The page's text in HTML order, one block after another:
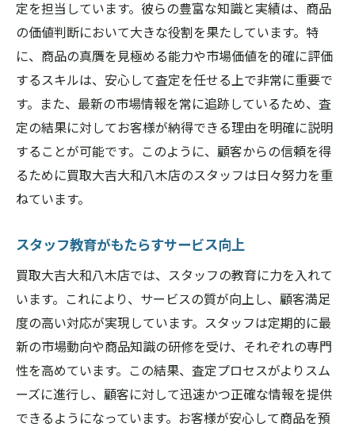
定を担当しています。彼らの豊富な知識と実績は、商品
の価値判断において大きな役割を果たしています。特
に、商品の真贋を見極める能力や市場価値を的確に評価
するスキルは、安心して査定を任せる上で非常に重要で
す。また、最新の市場情報を常に追跡しているため、査
定の結果に対してお客様が納得できる理由を明確に説明
することが可能です。このように、顧客からの信頼を得
るために買取大吉大和八木店のスタッフは日々努力を重
ねています。
スタッフ教育がもたらすサービス向上
買取大吉大和八木店では、スタッフの教育に力を入れて
います。これにより、サービスの質が向上し、顧客満足
度の高い対応が実現しています。スタッフは定期的に最
新の市場動向や商品知識の研修を受け、それぞれの専門
性を高めています。この結果、査定プロセスがよりスム
ーズに進行し、顧客に対して迅速かつ正確な情報を提供
できるようになっています。お客様が安心して商品を預